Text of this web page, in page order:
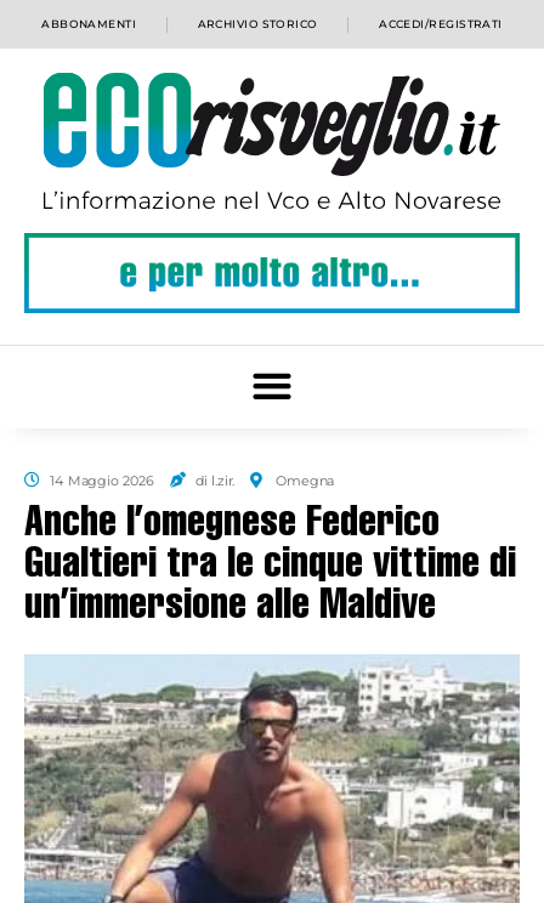
ABBONAMENTI ARCHIVIO STORICO ACCEDI/REGISTRATI
14 Maggio 2026 di l.zir. Omegna
Anche l’omegnese Federico
Gualtieri tra le cinque vittime di
un’immersione alle Maldive